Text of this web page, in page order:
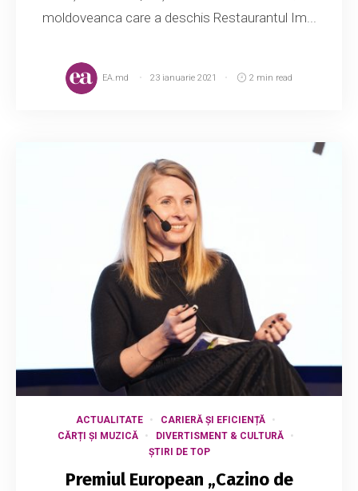
moldoveanca care a deschis Restaurantul Im...
EA.md 23 ianuarie 2021 2 min read
ACTUALITATE
CARIERĂ ȘI EFICIENȚĂ
CĂRȚI ȘI MUZICĂ
DIVERTISMENT & CULTURĂ
ȘTIRI DE TOP
Premiul European „Cazino de